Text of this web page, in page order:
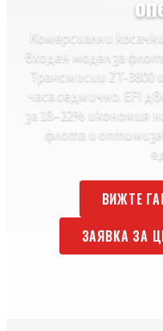
Комерсиални
входен модел за
Трансмисии ZT-3800
часа седмично. EFI
за 18–22% икономия
флота и
ВИЖТЕ
ЗАЯВКА ЗА